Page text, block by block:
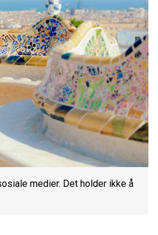
medier. Det holder ikke å